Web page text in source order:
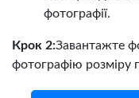
фотографії.
Крок 2:Завантажте
фотографію розміру